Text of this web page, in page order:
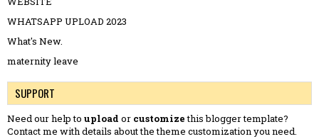
WHATSAPP UPLOAD 2023
What's New.
maternity leave
SUPPORT
Need our help to upload or customizethis blogger template?
Contact me with details about the theme customization you need.